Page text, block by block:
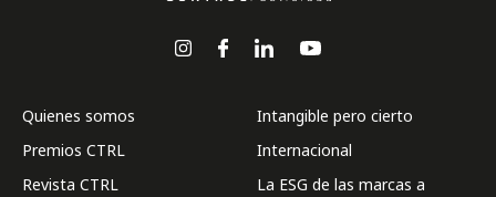
Quienes somos
Premios CTRL
Revista CTRL
Intangible pero cierto
Internacional
La ESG de las marcas a